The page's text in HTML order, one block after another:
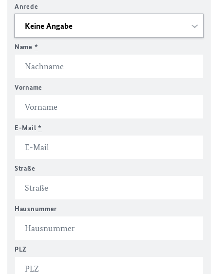
Anrede
Name *
Vorname
E-Mail *
Straße
Hausnummer
PLZ